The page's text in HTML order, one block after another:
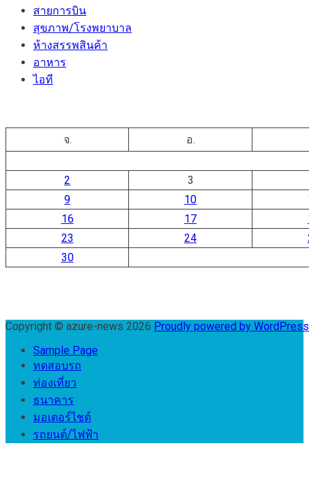
สายการบิน
สุขภาพ/โรงพยาบาล
ห้างสรรพสินค้า
อาหาร
ไอที
จ. อ.
2
3
9
10
16
17
23
24
30
Copyright © azure-news 2026 Proudly powered by
Sample Page
ทดสอบรถ
ท่องเที่ยว
ธนาคาร
มอเตอร์ไชต์
รถยนต์/ไฟฟ้า